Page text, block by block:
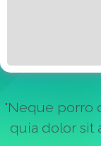
"Neque porro
quia dolor sit